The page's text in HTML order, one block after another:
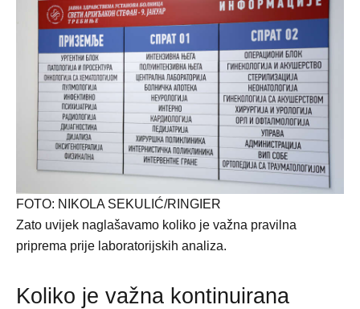
FOTO: NIKOLA SEKULIĆ/RINGIER
Zato uvijek naglašavamo koliko je važna pravilna
priprema prije laboratorijskih analiza.
Koliko je važna kontinuirana